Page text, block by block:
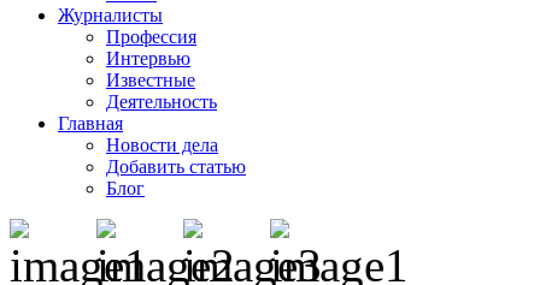
Журналисты
Профессия
Интервью
Известные
Деятельность
Главная
Новости дела
Добавить статью
Блог